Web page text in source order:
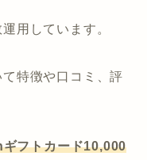
用しています。
て特徴や口コミ、評
フトカード10,000